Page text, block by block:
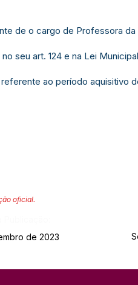
de o cargo de Professora da
seu art. 124 e na Lei Municipal
ao período aquisitivo
oficial.
de 2023